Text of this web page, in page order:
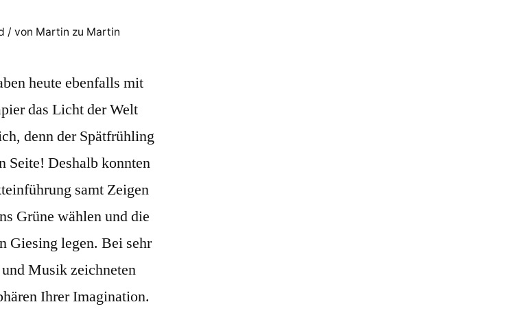
/ von Martin zu Martin
heute ebenfalls mit
das Licht der Welt
denn der Spätfrühling
Seite! Deshalb konnten
samt Zeigen
Grüne wählen und die
Giesing legen. Bei sehr
Musik zeichneten
Ihrer Imagination.